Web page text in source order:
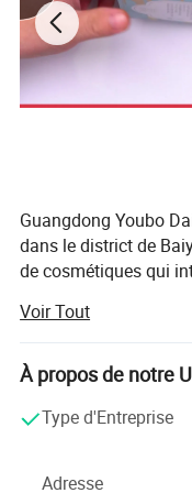
Guangdong Youbo
dans le district de
de cosmétiques qui
des laboratoires
et des salles
produits
L'entreprise adopte la
verte et la qualité
consommateurs à la
Voir Tout
À propos de notre
Type d'Entreprise
Adresse